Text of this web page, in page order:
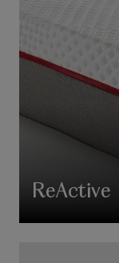
ReActive